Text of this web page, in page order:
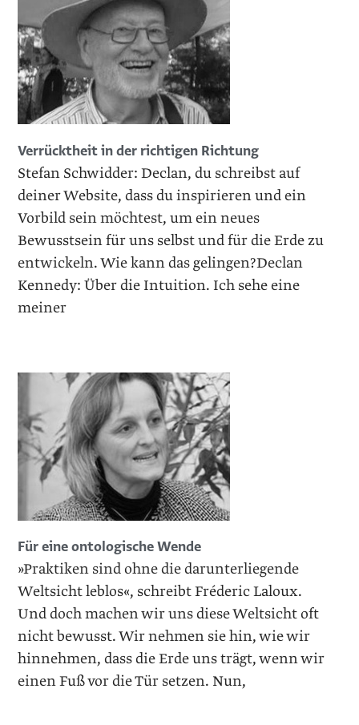
Verrücktheit in der richtigen Richtung
Stefan Schwidder: Declan, du schreibst auf
deiner Website, dass du inspirieren und ein
Vorbild sein möchtest, um ein neues
Bewusstsein für uns selbst und für die Erde zu
entwickeln. Wie kann das gelingen?Declan
Kennedy: Über die Intuition. Ich sehe eine
meiner
Für eine ontologische Wende
»Praktiken sind ohne die darunterliegende
Weltsicht leblos«, schreibt Fréderic Laloux.
Und doch machen wir uns diese Weltsicht oft
nicht bewusst. Wir nehmen sie hin, wie wir
hinnehmen, dass die Erde uns trägt, wenn wir
einen Fuß vor die Tür setzen. Nun,